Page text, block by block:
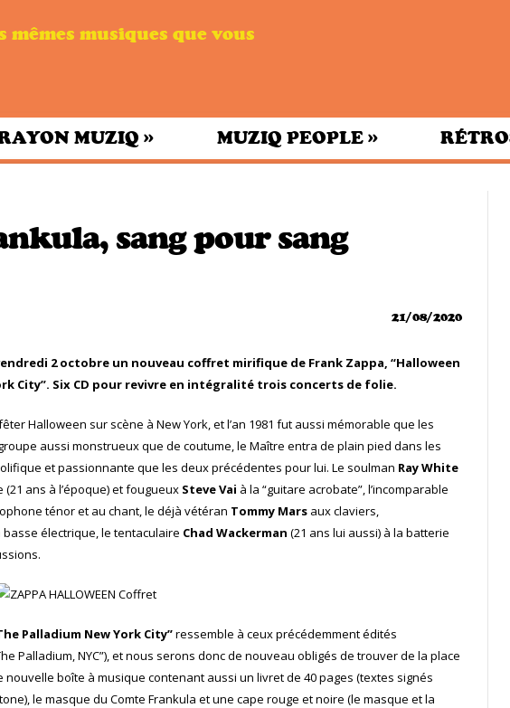
mêmes musiques que vous
MUZIQ » MUZIQ PEOPLE »
sang pour sang
21/08/2020
2 octobre un nouveau coffret mirifique de Frank Zappa, “Halloween
City”. Six CD pour revivre en intégralité trois concerts de folie.
Halloween sur scène à New York, et l’an 1981 fut aussi mémorable que les
aussi monstrueux que de coutume, le Maître entra de plain pied dans les
et passionnante que les deux précédentes pour lui. Le soulman Ray White
ans à l’époque) et fougueux Steve Vai à la “guitare acrobate”, l’incomparable
ténor et au chant, le déjà vétéran Tommy Mars aux claviers,
basse électrique, le tentaculaire Chad Wackerman (21 ans lui aussi) à la batterie
Palladium New York City”ressemble à ceux précédemment édités
Palladium, NYC”), et nous serons donc de nouveau obligés de trouver de la place
boîte à musique contenant aussi un livret de 40 pages (textes signés
le masque du Comte Frankula et une cape rouge et noire (le masque et la